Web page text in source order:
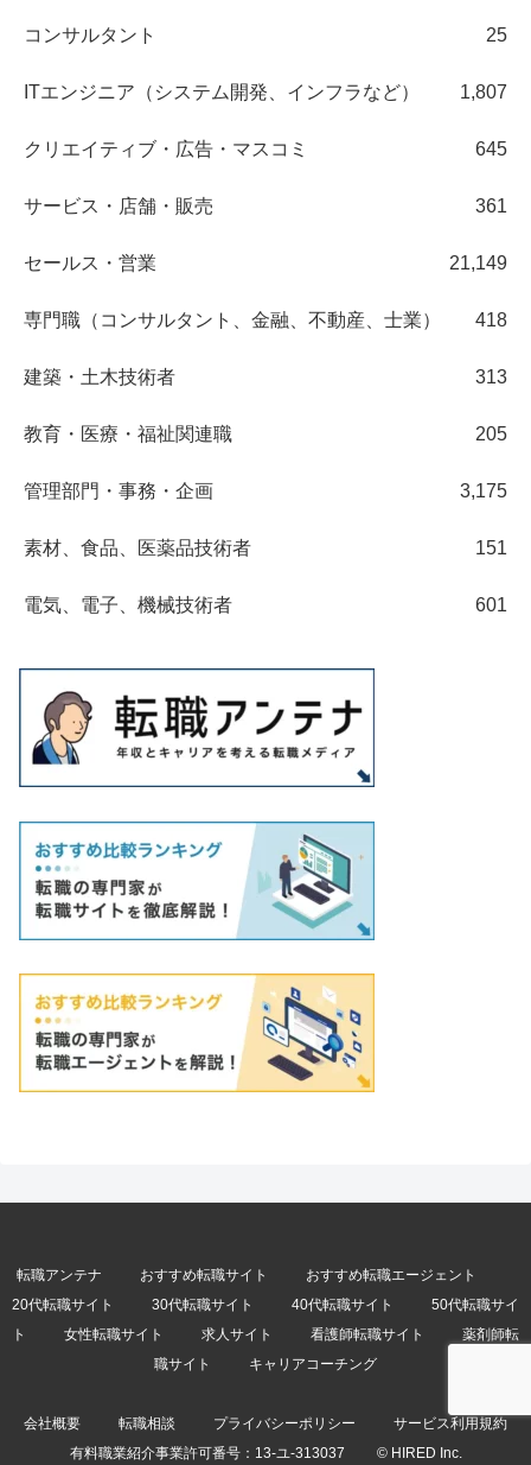
コンサルタント 25
ITエンジニア（システム開発、インフラなど） 1,807
クリエイティブ・広告・マスコミ 645
サービス・店舗・販売 361
セールス・営業 21,149
専門職（コンサルタント、金融、不動産、士業） 418
建築・土木技術者 313
教育・医療・福祉関連職 205
管理部門・事務・企画 3,175
素材、食品、医薬品技術者 151
電気、電子、機械技術者 601
転職アンテナ おすすめ転職サイト
おすすめ転職エージェント
20代転職サイト
30代転職サイト 40代転職サイト
50代転職サイ
ト
女性転職サイト 求人サイト 看護師転職サイト
薬剤師転
職サイト
キャリアコーチング
会社概要 転職相談 プライバシーポリシー
サービス利用規約
有料職業紹介事業許可番号： 13-ユ-313037 © HIRED Inc.